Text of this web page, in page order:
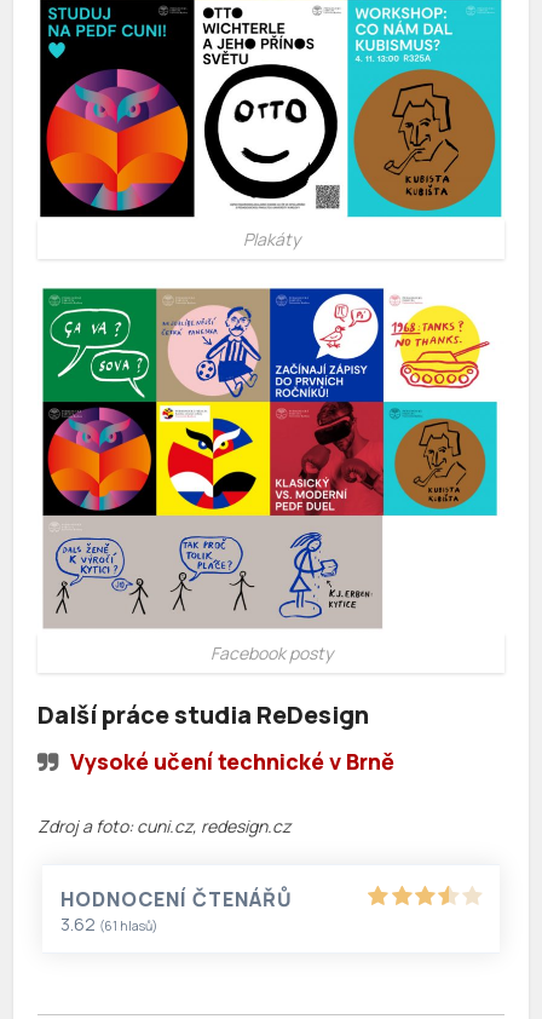
Plakáty
Facebook posty
Další práce studia ReDesign
Vysoké učení technické v Brně
Zdroj a foto: cuni.cz, redesign.cz
HODNOCENÍ ČTENÁŘŮ
3.62 (61 hlasů)